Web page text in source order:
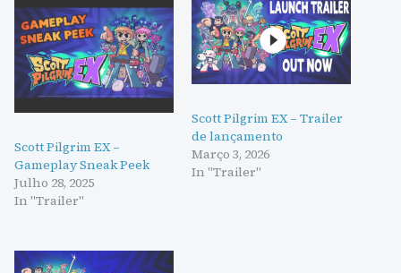
Scott Pilgrim EX –
Gameplay Sneak Peek
Julho 28, 2025
In "Trailer"
Scott Pilgrim EX – Trailer
de lançamento
Março 3, 2026
In "Trailer"